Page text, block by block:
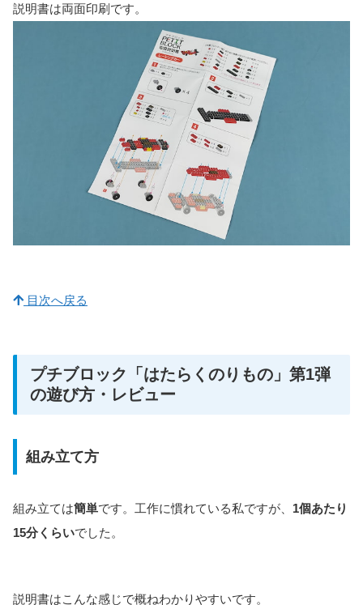
説明書は両面印刷です。
目次へ戻る
プチブロック「はたらくのりもの」第1弾
の遊び方・レビュー
組み立て方
組み立ては簡単です。工作に慣れている私ですが、 1個あたり
15分くらいでした。
説明書はこんな感じで概ねわかりやすいです。